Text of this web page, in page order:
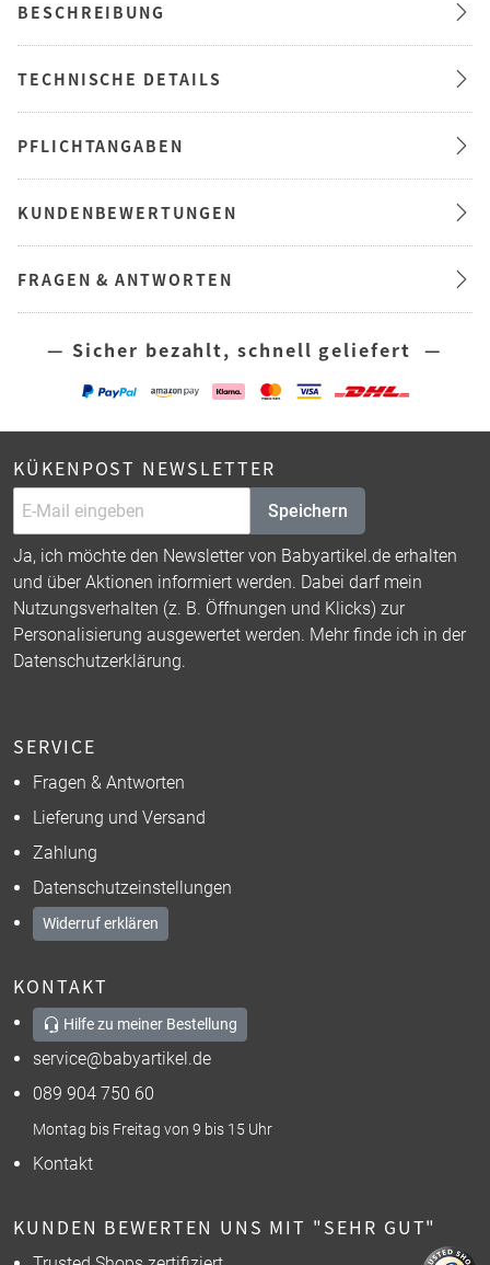
BESCHREIBUNG
TECHNISCHE DETAILS
PFLICHTANGABEN
KUNDENBEWERTUNGEN
FRAGEN & ANTWORTEN
— Sicher bezahlt, schnell geliefert —
KÜKENPOST NEWSLETTER
Speichern
Ja, ich möchte den Newsletter von Babyartikel.de erhalten
und über Aktionen informiert werden. Dabei darf mein
Nutzungsverhalten (z. B. Öffnungen und Klicks) zur
Personalisierung ausgewertet werden. Mehr finde ich in der
Datenschutzerklärung.
SERVICE
Fragen & Antworten
Lieferung und Versand
Zahlung
Datenschutzeinstellungen
Widerruf erklären
KONTAKT
Hilfe zu meiner Bestellung
service@babyartikel.de
089 904 750 60
Montag bis Freitag von 9 bis 15 Uhr
Kontakt
KUNDEN BEWERTEN UNS MIT "SEHR GUT"